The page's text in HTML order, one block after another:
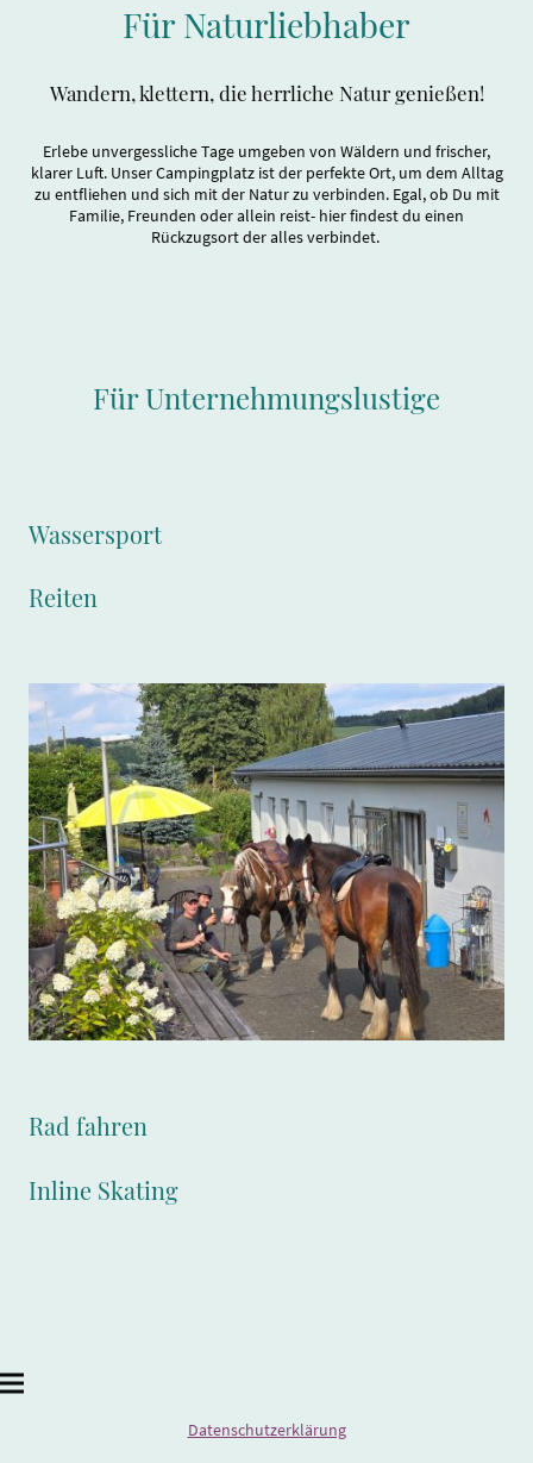
Für Naturliebhaber
Wandern, klettern, die herrliche Natur genießen!
Erlebe unvergessliche Tage umgeben von Wäldern und frischer,
klarer Luft. Unser Campingplatz ist der perfekte Ort, um dem Alltag
zu entfliehen und sich mit der Natur zu verbinden. Egal, ob Du mit
Familie, Freunden oder allein reist- hier findest du einen
Rückzugsort der alles verbindet.
Für Unternehmungslustige
Wassersport
Reiten
Rad fahren
Inline Skating
Datenschutzerklärung